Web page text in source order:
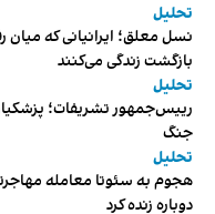
تحلیل
نسل معلق؛ ایرانیانی که
بازگشت زندگی می‌کنند
تحلیل
رییس‌جمهور تشریفات؛
جنگ
تحلیل
هجوم به سئوتا معامله مهاجرتی
دوباره زنده کرد